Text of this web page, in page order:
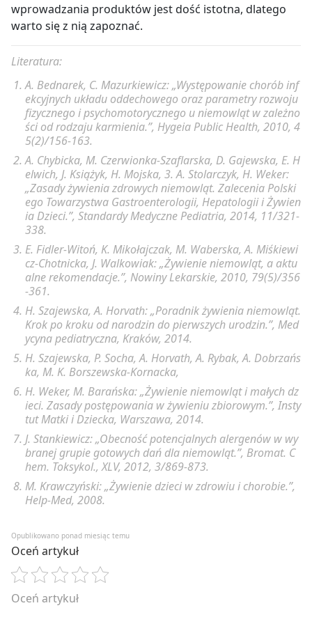
wprowadzania produktów jest dość istotna, dlatego
warto się z nią zapoznać.
Literatura:
A. Bednarek, C. Mazurkiewicz: „Występowanie chorób inf
ekcyjnych układu oddechowego oraz parametry rozwoju
fizycznego i psychomotorycznego u niemowląt w zależno
ści od rodzaju karmienia.”, Hygeia Public Health, 2010, 4
5(2)/156-163.
A. Chybicka, M. Czerwionka-Szaflarska, D. Gajewska, E. H
elwich, J. Książyk, H. Mojska, 3. A. Stolarczyk, H. Weker:
„Zasady żywienia zdrowych niemowląt. Zalecenia Polski
ego Towarzystwa Gastroenterologii, Hepatologii i Żywien
ia Dzieci.”, Standardy Medyczne Pediatria, 2014, 11/321-
338.
E. Fidler-Witoń, K. Mikołajczak, M. Waberska, A. Miśkiewi
cz-Chotnicka, J. Walkowiak: „Żywienie niemowląt, a aktu
alne rekomendacje.”, Nowiny Lekarskie, 2010, 79(5)/356
-361.
H. Szajewska, A. Horvath: „Poradnik żywienia niemowląt.
Krok po kroku od narodzin do pierwszych urodzin.”, Med
ycyna pediatryczna, Kraków, 2014.
H. Szajewska, P. Socha, A. Horvath, A. Rybak, A. Dobrzańs
ka, M. K. Borszewska-Kornacka,
H. Weker, M. Barańska: „Żywienie niemowląt i małych dz
ieci. Zasady postępowania w żywieniu zbiorowym.”, Insty
tut Matki i Dziecka, Warszawa, 2014.
J. Stankiewicz: „Obecność potencjalnych alergenów w wy
branej grupie gotowych dań dla niemowląt.”, Bromat. C
hem. Toksykol., XLV, 2012, 3/869-873.
M. Krawczyński: „Żywienie dzieci w zdrowiu i chorobie.”,
Help-Med, 2008.
Opublikowano ponad miesiąc temu
Oceń artykuł
Oceń artykuł